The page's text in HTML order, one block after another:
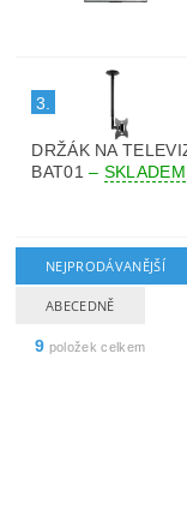
3.
DRŽÁK NA
BAT01– SKLADEM
NEJPRODÁVANĚJŠÍ
ABECEDNĚ
9 položek celkem